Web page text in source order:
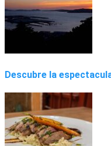
Descubre la